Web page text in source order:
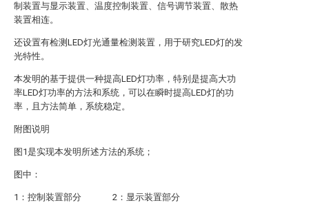
制装置与显示装置、温度控制装置、信号调节装置、散热
装置相连。
还设置有检测LED灯光通量检测装置，用于研究LED灯的发
光特性。
本发明的基于提供一种提高LED灯功率，特别是提高大功
率LED灯功率的方法和系统，可以在瞬时提高LED灯的功
率，且方法简单，系统稳定。
附图说明
图1是实现本发明所述方法的系统；
图中：
1：控制装置部分 2：显示装置部分